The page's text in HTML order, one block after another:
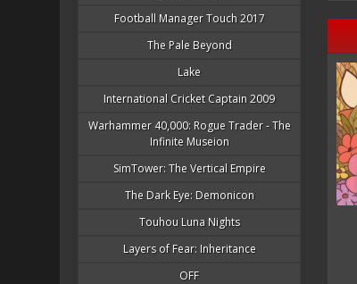
Football Manager Touch 2017
The Pale Beyond
Lake
International Cricket Captain 2009
Warhammer 40,000: Rogue Trader - The
Infinite Museion
SimTower: The Vertical Empire
The Dark Eye: Demonicon
Touhou Luna Nights
Layers of Fear: Inheritance
OFF